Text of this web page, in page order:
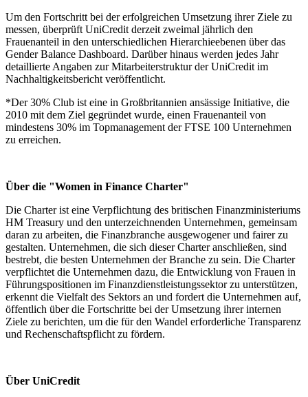
Um den Fortschritt bei der erfolgreichen Umsetzung ihrer Ziele zu
messen, überprüft UniCredit derzeit zweimal jährlich den
Frauenanteil in den unterschiedlichen Hierarchieebenen über das
Gender Balance Dashboard. Darüber hinaus werden jedes Jahr
detaillierte Angaben zur Mitarbeiterstruktur der UniCredit im
Nachhaltigkeitsbericht veröffentlicht.
*Der 30% Club ist eine in Großbritannien ansässige Initiative, die
2010 mit dem Ziel gegründet wurde, einen Frauenanteil von
mindestens 30% im Topmanagement der FTSE 100 Unternehmen
zu erreichen.
Über die "Women in Finance Charter"
Die Charter ist eine Verpflichtung des britischen Finanzministeriums
HM Treasury und den unterzeichnenden Unternehmen, gemeinsam
daran zu arbeiten, die Finanzbranche ausgewogener und fairer zu
gestalten. Unternehmen, die sich dieser Charter anschließen, sind
bestrebt, die besten Unternehmen der Branche zu sein. Die Charter
verpflichtet die Unternehmen dazu, die Entwicklung von Frauen in
Führungspositionen im Finanzdienstleistungssektor zu unterstützen,
erkennt die Vielfalt des Sektors an und fordert die Unternehmen auf,
öffentlich über die Fortschritte bei der Umsetzung ihrer internen
Ziele zu berichten, um die für den Wandel erforderliche Transparenz
und Rechenschaftspflicht zu fördern.
Über UniCredit